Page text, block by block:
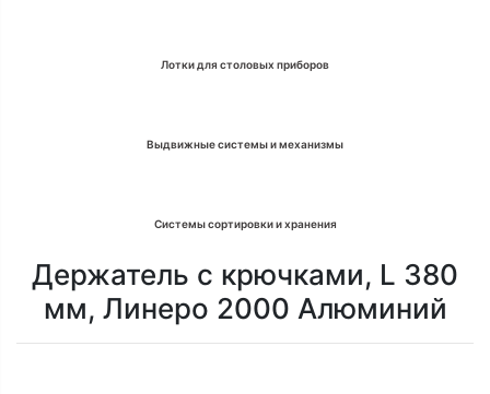
Лотки для столовых приборов
Выдвижные системы и механизмы
Системы сортировки и хранения
Держатель с крючками, L 380
мм, Линеро 2000 Алюминий